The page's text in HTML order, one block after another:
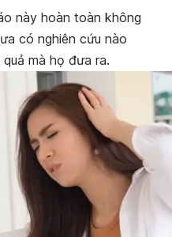
này hoàn toàn không
có nghiên cứu nào
mà họ đưa ra.